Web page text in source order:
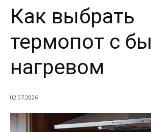
Как выбрать
термопот с
нагревом
02.07.2026